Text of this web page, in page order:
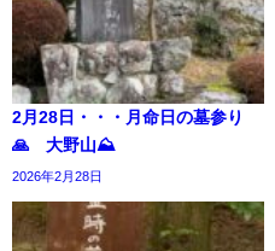
2月28日・・・月命日の墓参り
🙏 大野山⛰️
2026年2月28日